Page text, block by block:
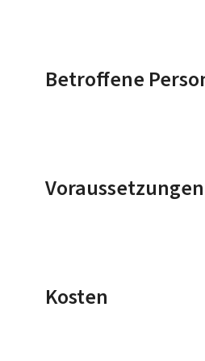
Betroffene
Voraussetzungen
Kosten